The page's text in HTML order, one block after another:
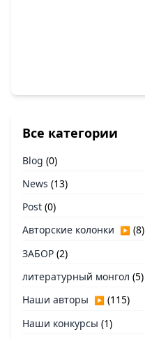
Все категории
Blog (0)
News (13)
Post (0)
Авторские колонки ▶ (8)
ЗАБОР (2)
литературный монгол (5)
Наши авторы ▶ (115)
Наши конкурсы (1)